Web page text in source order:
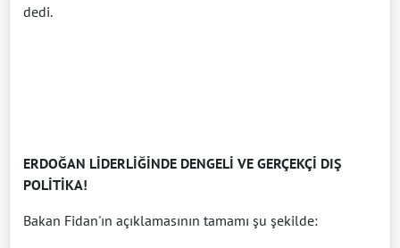
dedi.
ERDOĞAN LİDERLİĞİNDE DENGELİ VE GERÇEKÇİ DIŞ
POLİTİKA!
Bakan Fidan'ın açıklamasının tamamı şu şekilde: